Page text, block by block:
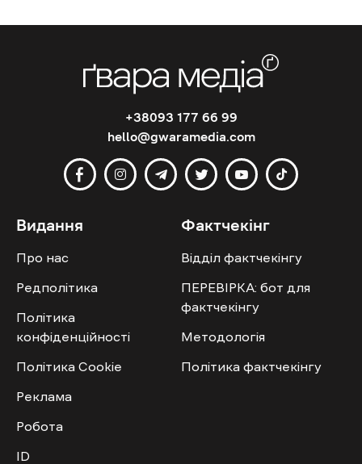
+38093 177 66 99
hello@gwaramedia.com
Видання
Про нас
Редполітика
Політика
конфіденційності
Політика Cookie
Реклама
Робота
ID
Фактчекінг
Відділ фактчекінгу
ПЕРЕВІРКА: бот для
фактчекінгу
Методологія
Політика фактчекінгу